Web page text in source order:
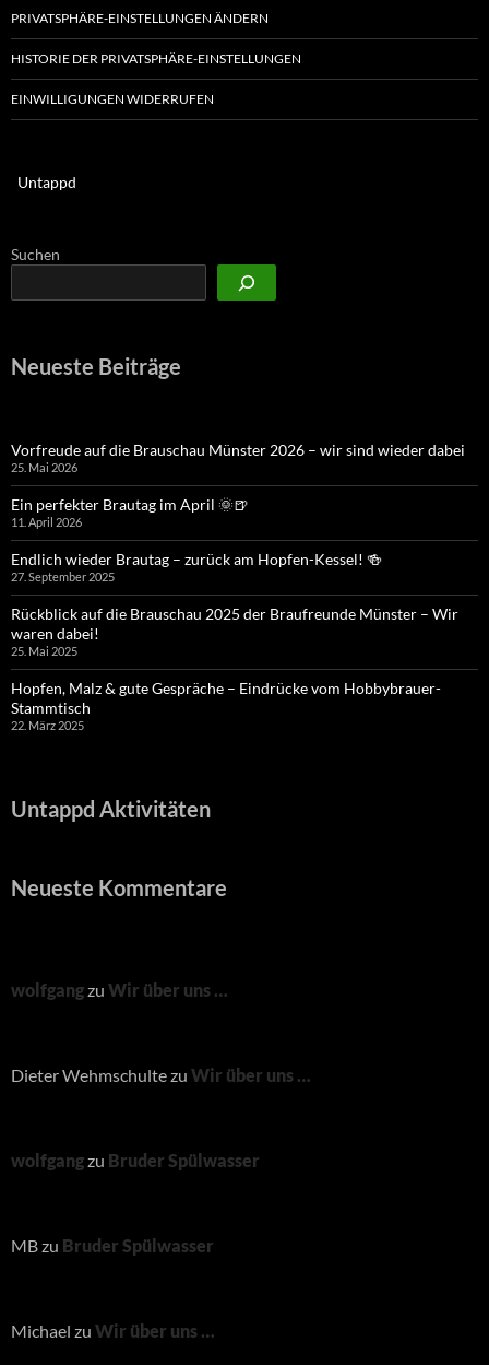
PRIVATSPHÄRE-EINSTELLUNGEN ÄNDERN
HISTORIE DER PRIVATSPHÄRE-EINSTELLUNGEN
EINWILLIGUNGEN WIDERRUFEN
Untappd
Suchen
Neueste Beiträge
Vorfreude auf die Brauschau Münster 2026 – wir sind wieder dabei
25. Mai 2026
Ein perfekter Brautag im April 🌞🍺
11. April 2026
Endlich wieder Brautag – zurück am Hopfen-Kessel! 🍻
27. September 2025
Rückblick auf die Brauschau 2025 der Braufreunde Münster – Wir
waren dabei!
25. Mai 2025
Hopfen, Malz & gute Gespräche – Eindrücke vom Hobbybrauer-
Stammtisch
22. März 2025
Untappd Aktivitäten
Neueste Kommentare
wolfgangzu Wir über uns …
Dieter Wehmschultezu Wir über uns …
wolfgangzu Bruder Spülwasser
MBzu Bruder Spülwasser
Michael zu Wir über uns …